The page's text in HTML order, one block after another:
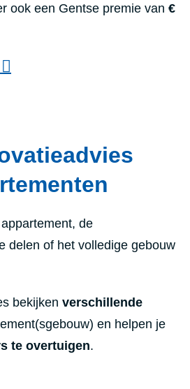
ook een Gentse premie van €
de
delen of het volledige gebouw
bekijken verschillende
en helpen je
te overtuigen.